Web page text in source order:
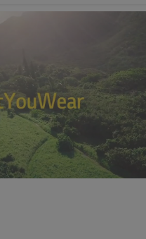
Biuro Obsługi